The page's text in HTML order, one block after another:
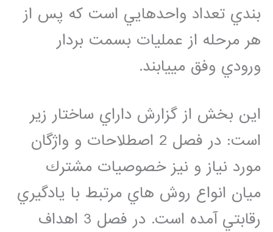
بندي تعداد واحدهايي است كه پس از
هر مرحله از عمليات بسمت بردار
ورودي وفق مي­يابند.
اين بخش از گزارش داراي ساختار زير
است: در فصل 2 اصطلاحات و واژگان
مورد نياز و نيز خصوصيات مشترك
ميان انواع روش هاي مرتبط با يادگيري
رقابتي آمده است. در فصل 3 اهداف